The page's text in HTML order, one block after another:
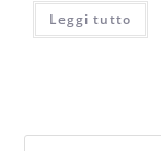
Leggi tutto